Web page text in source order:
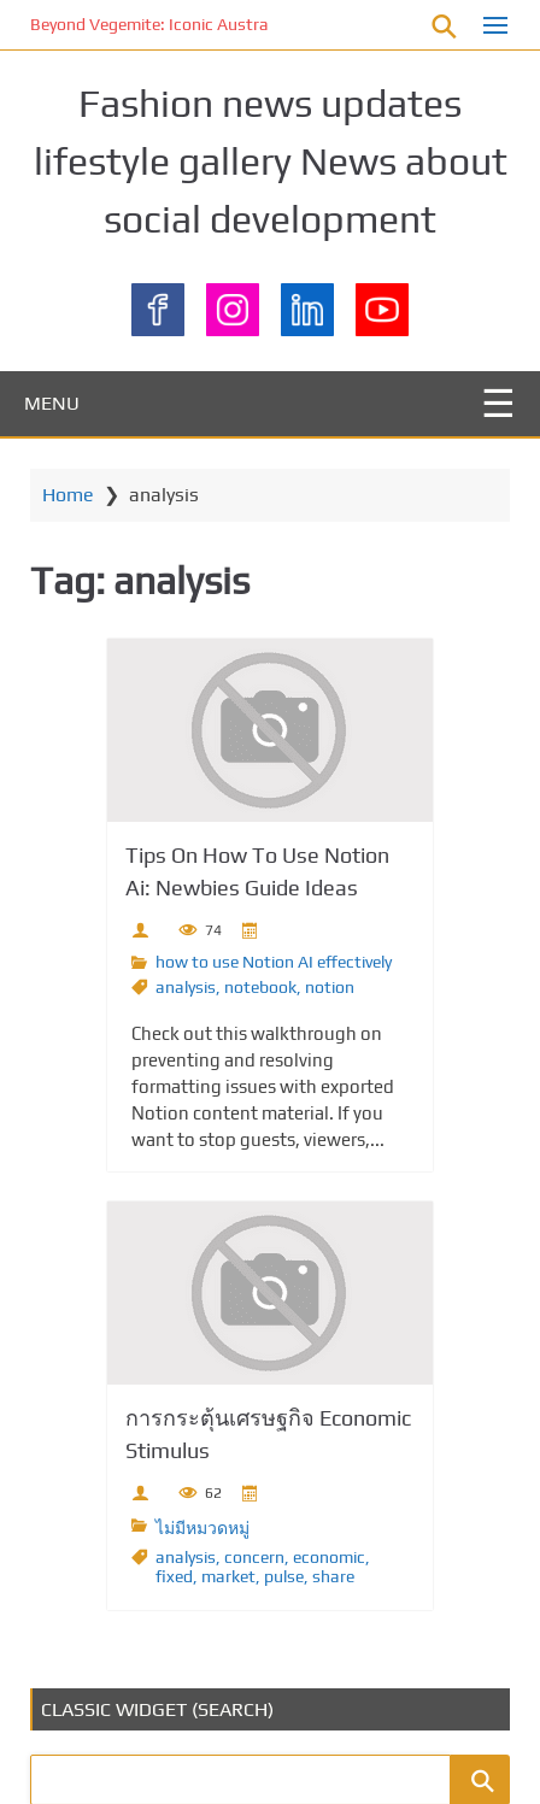
n
Beyond Vegemite: Iconic Australian Foods You Must Try
Fashion news updates
lifestyle gallery News about
social development
MENU
Home ❯ analysis
Tag: analysis
Tips On How To Use Notion
Ai: Newbies Guide Ideas
74
how to use Notion AI effectively
analysis notebook notion
Check out this walkthrough on
preventing and resolving
formatting issues with exported
Notion content material. If you
want to stop guests, viewers,...
การกระตุ้นเศรษฐกิจ Economic
Stimulus
62
ไม่มีหมวดหมู่
analysis concern economic
fixed market pulse share
CLASSIC WIDGET (SEARCH)